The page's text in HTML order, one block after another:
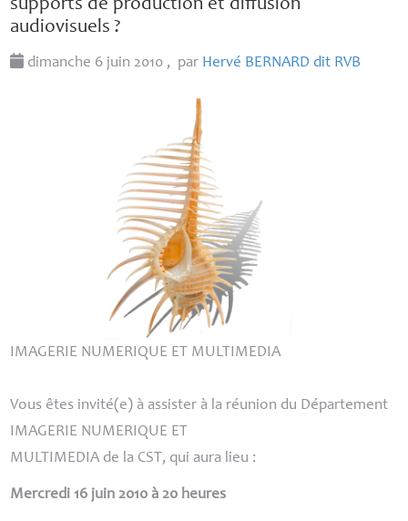
supports de production et diffusion
audiovisuels ?
dimanche 6 juin 2010 , par Hervé BERNARD dit RVB
IMAGERIE NUMERIQUE ET MULTIMEDIA
Vous êtes invité(e) à assister à la réunion du Département
IMAGERIE NUMERIQUE ET
MULTIMEDIAde la CST , qui aura lieu :
Mercredi 16 juin 2010 à 20 heures